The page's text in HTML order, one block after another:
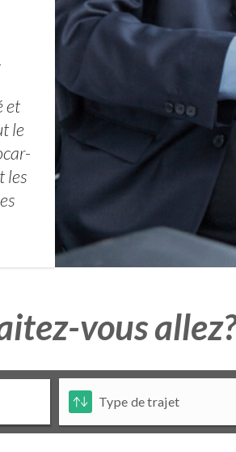
et
le
les
vous allez?